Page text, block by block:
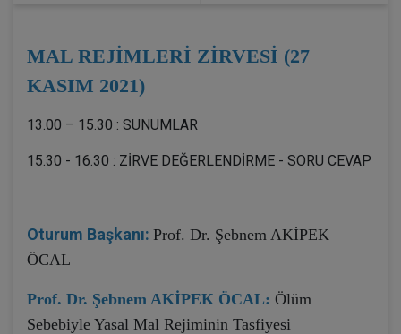
MAL REJİMLERİ ZİRVESİ (27
KASIM 2021)
13.00 – 15.30 : SUNUMLAR
15.30 - 16.30 : ZİRVE DEĞERLENDİRME - SORU CEVAP
Oturum Başkanı: Prof. Dr. Şebnem AKİPEK
ÖCAL
Prof. Dr. Şebnem AKİPEK ÖCAL: Ölüm
Sebebiyle Yasal Mal Rejiminin Tasfiyesi